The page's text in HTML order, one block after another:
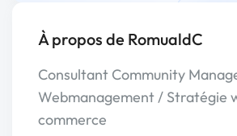
À propos de RomualdC
Consultant Community
Webmanagement / Stratégie
commerce